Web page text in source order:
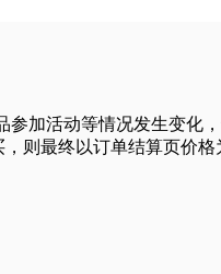
加活动等情况发生变化
则最终以订单结算页价格